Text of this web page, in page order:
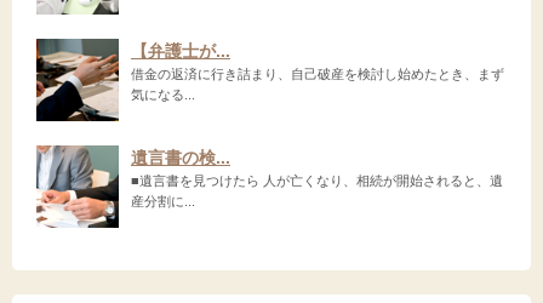
【弁護士が...
借金の返済に行き詰まり、自己破産を検討し始めたとき、まず
気になる...
遺言書の検...
■遺言書を見つけたら 人が亡くなり、相続が開始されると、遺
産分割に...